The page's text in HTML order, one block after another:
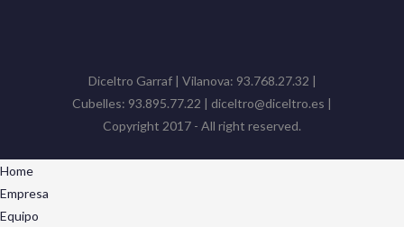
Diceltro Garraf | Vilanova: 93.768.27.32 |
Cubelles: 93.895.77.22 | diceltro@diceltro.es |
Copyright 2017 - All right reserved.
Home
Empresa
Equipo